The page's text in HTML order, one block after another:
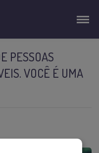
PESSOAS
VOCÊ É UMA